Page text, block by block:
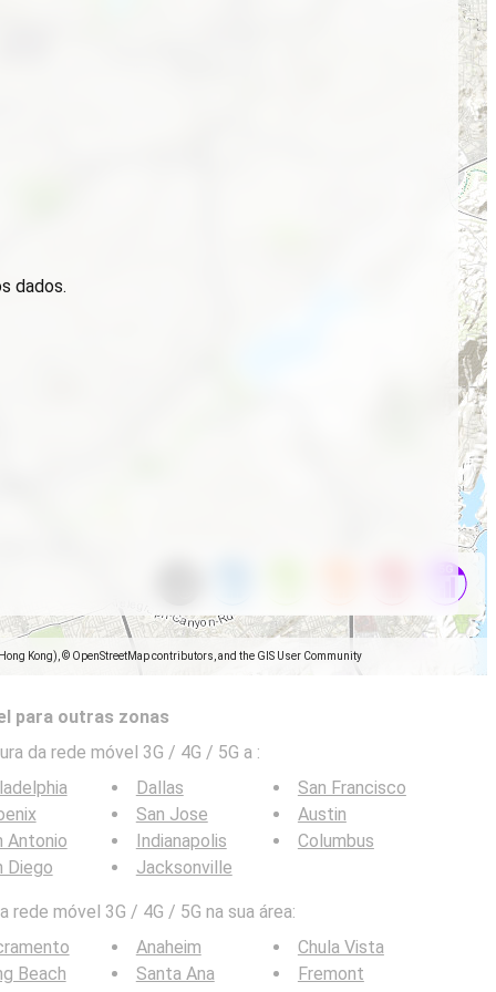
Kong), © OpenStreetMap contributors, and the GIS User Community
dados.
para outras zonas
da rede móvel 3G / 4G / 5G a :
Antonio
Diego
Dallas
San Jose
Indianapolis
Jacksonville
San Francisco
Austin
Columbus
móvel 3G / 4G / 5G na sua área:
Beach
Anaheim
Santa Ana
Chula Vista
Fremont